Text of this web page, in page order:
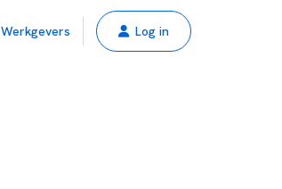
Werkgevers Log in